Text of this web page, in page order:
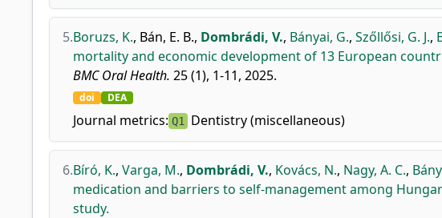
5.Boruzs, K., Bán, E. B., Dombrádi, V., Bányai, G., Szőllősi, G. J.,
mortality and economic development of 13 European
BMC Oral Health. 25 (1), 1-11, 2025.
doi DEA
Journal metrics: Q1 Dentistry (miscellaneous)
6.Bíró, K., Varga, M., Dombrádi, V., Kovács, N., Nagy, A. C.,
medication and barriers to self-management among
study.